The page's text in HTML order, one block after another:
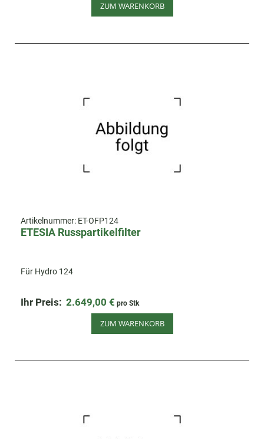
ZUM WARENKORB
Artikelnummer: ET-OFP124
ETESIA Russpartikelfilter
Für Hydro 124
Ihr Preis: 2.649,00 € pro Stk
ZUM WARENKORB